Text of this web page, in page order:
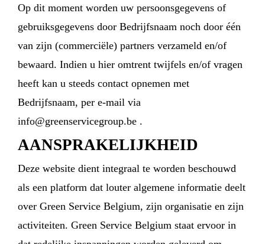
Op dit moment worden uw persoonsgegevens of
gebruiksgegevens door Bedrijfsnaam noch door één
van zijn (commerciële) partners verzameld en/of
bewaard. Indien u hier omtrent twijfels en/of vragen
heeft kan u steeds contact opnemen met
Bedrijfsnaam, per e-mail via
info@greenservicegroup.be .
AANSPRAKELIJKHEID
Deze website dient integraal te worden beschouwd
als een platform dat louter algemene informatie deelt
over Green Service Belgium, zijn organisatie en zijn
activiteiten. Green Service Belgium staat ervoor in